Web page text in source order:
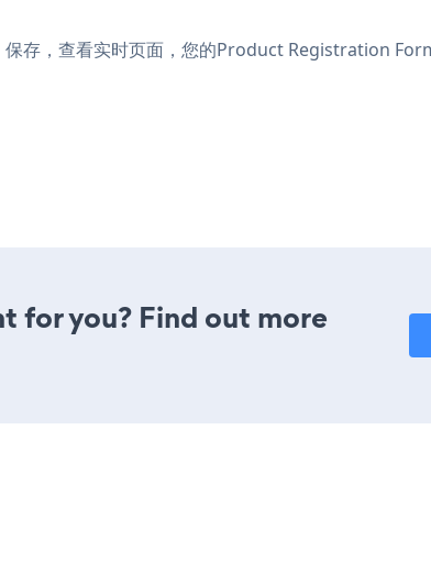
存，查看实时页面，您的Product Registration
for you? Find out more